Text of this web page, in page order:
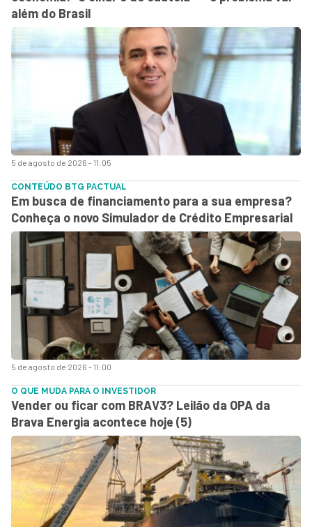
5 de agosto de 2026 - 11:05
além do Brasil
5 de agosto de 2026 - 11:00
CONTEÚDO BTG PACTUAL
Em busca de financiamento para a sua empresa?
Conheça o novo Simulador de Crédito Empresarial
O QUE MUDA PARA O INVESTIDOR
Vender ou ficar com BRAV3? Leilão da OPA da
Brava Energia acontece hoje (5)